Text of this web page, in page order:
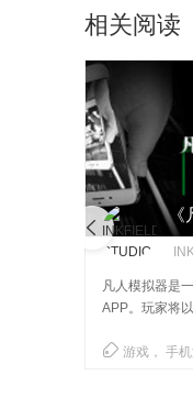
相关阅读
《
凡人模拟器是
APP。玩家将
 游戏， 手